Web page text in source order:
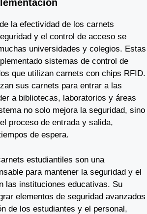
la efectividad de los carnets
y el control de acceso se
universidades y colegios. Estas
sistemas de control de
que utilizan carnets con chips RFID.
sus carnets para entrar a las
a bibliotecas, laboratorios y áreas
no solo mejora la seguridad, sino
proceso de entrada y salida,
de espera.
estudiantiles son una
para mantener la seguridad y el
las instituciones educativas. Su
elementos de seguridad avanzados
de los estudiantes y el personal,